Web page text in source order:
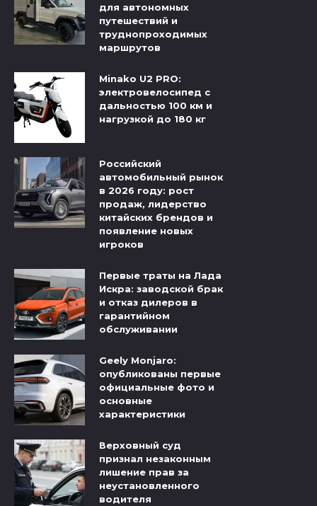
для автономных
путешествий и
труднопроходимых
маршрутов
Minako U2 PRO:
электровелосипед с
дальностью 100 км и
нагрузкой до 180 кг
Российский
автомобильный рынок
в 2026 году: рост
продаж, лидерство
китайских брендов и
появление новых
игроков
Первые траты на Лада
Искра: заводской брак
и отказ дилеров в
гарантийном
обслуживании
Geely Monjaro:
опубликованы первые
официальные фото и
основные
характеристики
Верховный суд
признал незаконным
лишение прав за
неустановленного
водителя